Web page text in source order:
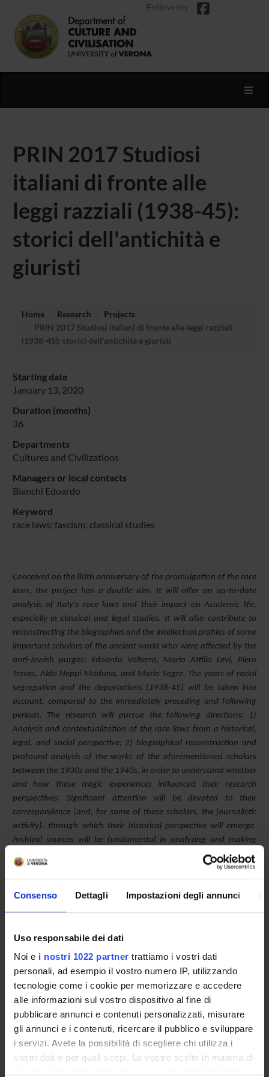
Consenso Dettagli Impostazioni degli annunci
Uso responsabile dei dati
Noi e i nostri 1022 partner trattiamo i vostri dati
personali, ad esempio il vostro numero IP, utilizzando
tecnologie come i cookie per memorizzare e accedere
alle informazioni sul vostro dispositivo al fine di
pubblicare annunci e contenuti personalizzati, misurare
gli annunci e i contenuti, ricercare il pubblico e sviluppare
i servizi. Avete la possibilità di scegliere chi utilizza i
vostri dati e per quali scopi. Le vostre scelte in materia di
Follow on
PRIN 2017 Studiosi
italiani di fronte alle
leggi razziali (1938-45):
storici dell'antichità e
giuristi
Home Research
Projects
PRIN 2017 Studiosi italiani di fronte alle leggi razziali
(1938-45): storici dell'antichità e giuristi
Starting date
January 13, 2020
Duration (months)
36
Departments
Cultures and Civilizations
Managers or local contacts
Bianchi Edoardo
Keyword
race laws; fascism; classical studies
Conceived on the 80th anniversary of the promulgation of the race
laws, the project has a double aim. It will offer an up-to-date
analysis of Italy's race laws and their impact on Academic life,
especially in classical and legal studies. It will also contribute to
reconstructing the biographies and the intellectual profiles of some
important scholars of the ancient world who were affected by the
anti-Jewish purges: Edoardo Volterra, Mario Attilio Levi, Piero
Treves, Aldo Neppi Modona, and Mario Segre. The years of racial
segregation and the deportations (1938-45) will be taken into
account, compared to the immediately preceding and following
periods. The research will pursue the following directions: 1)
Analysis and contextualization of the race laws from a historical,
legal, and social perspective; 2) biographical reconstruction and
profound analysis of the works of the aforementioned scholars
between the 1930s and the 1940s, in order to understand whether
and how these tragic experiences influenced their research
perspectives. Significant attention will be devoted to their
correspondence (and, for some of these scholars, the journalistic
activity), through which their historical perspective will emerge.
Archival sources will be fundamental in analyzing and making
available unpublished or understudied documents. Private
collections in the possession of family members or pupils of the
scholars will also be investigated.
MUR - Ministero dell'Università e della Ricerca
assigned and managed by the department
Syllabus:PRIN
PROJECT PARTICIPANTS
Edoardo Bianchi
Associate Professor